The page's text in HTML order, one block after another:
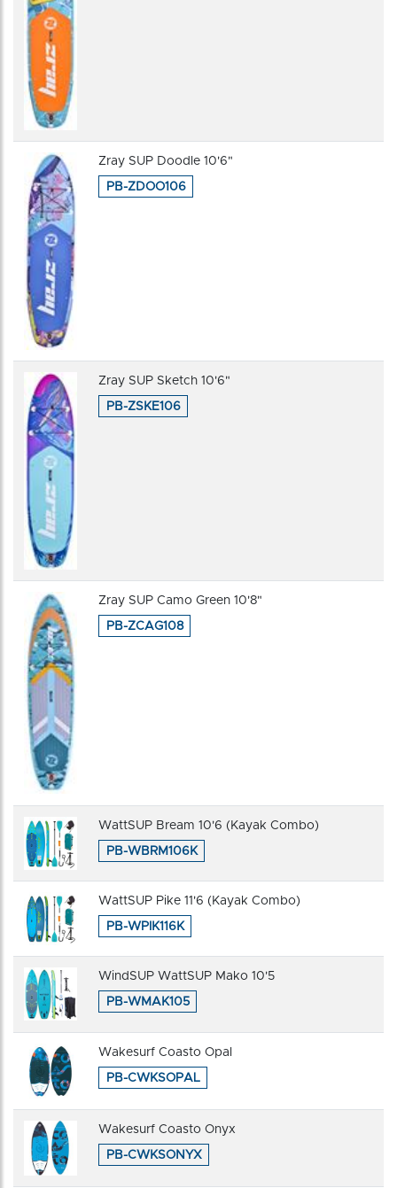
Zray SUP Doodle 10'6"
PB-ZDOO106
Zray SUP Sketch 10'6"
PB-ZSKE106
Zray SUP Camo Green 10'8"
PB-ZCAG108
WattSUP Bream 10'6 (Kayak Combo)
PB-WBRM106K
WattSUP Pike 11'6 (Kayak Combo)
PB-WPIK116K
WindSUP WattSUP Mako 10'5
PB-WMAK105
Wakesurf Coasto Opal
PB-CWKSOPAL
Wakesurf Coasto Onyx
PB-CWKSONYX